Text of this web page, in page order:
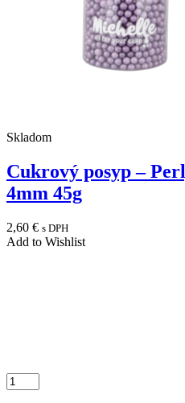
Skladom
Cukrový posyp –
4mm 45g
2,60 € s DPH
Add to Wishlist